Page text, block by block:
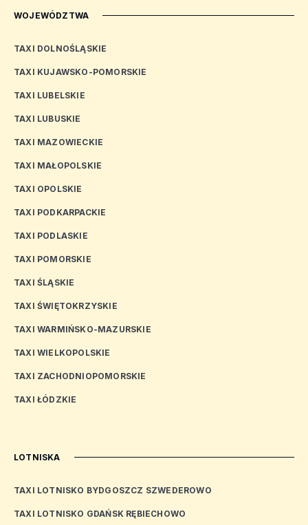
WOJEWÓDZTWA
TAXI DOLNOŚLĄSKIE
TAXI KUJAWSKO-POMORSKIE
TAXI LUBELSKIE
TAXI LUBUSKIE
TAXI MAZOWIECKIE
TAXI MAŁOPOLSKIE
TAXI OPOLSKIE
TAXI PODKARPACKIE
TAXI PODLASKIE
TAXI POMORSKIE
TAXI ŚLĄSKIE
TAXI ŚWIĘTOKRZYSKIE
TAXI WARMIŃSKO-MAZURSKIE
TAXI WIELKOPOLSKIE
TAXI ZACHODNIOPOMORSKIE
TAXI ŁÓDZKIE
LOTNISKA
TAXI LOTNISKO BYDGOSZCZ SZWEDEROWO
TAXI LOTNISKO GDAŃSK RĘBIECHOWO